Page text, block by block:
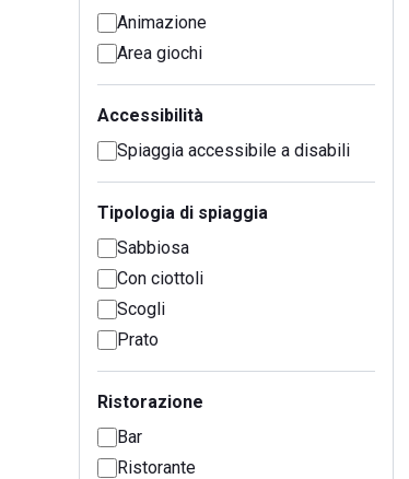
Animazione
Area giochi
Accessibilità
Spiaggia accessibile a disabili
Tipologia di spiaggia
Sabbiosa
Con ciottoli
Scogli
Prato
Ristorazione
Bar
Ristorante